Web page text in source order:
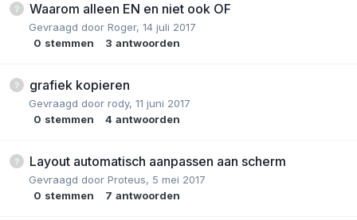
Waarom alleen EN en niet ook OF
Gevraagd door Roger, 14 juli 2017
0 stemmen 3 antwoorden
grafiek kopieren
Gevraagd door rody, 11 juni 2017
0 stemmen 4 antwoorden
Layout automatisch aanpassen aan scherm
Gevraagd door Proteus, 5 mei 2017
0 stemmen 7 antwoorden